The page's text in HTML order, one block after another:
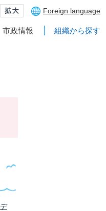
Foreign language
市政情報 組織から探す